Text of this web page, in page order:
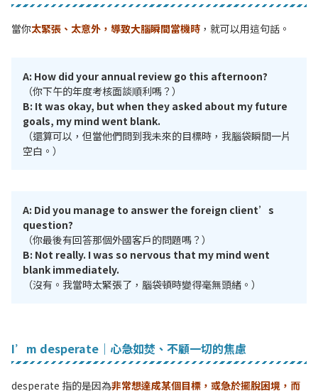
當你太緊張、太意外，導致大腦瞬間當機時 ，就可以用這句話。
A: How did your annual review go this afternoon?
（你下午的年度考核面談順利嗎？）
B: It was okay, but when they asked about my future
goals, my mind went blank.
（還算可以，但當他們問到我未來的目標時，我腦袋瞬間一片
空白。）
A: Did you manage to answer the foreign client’s
question?
（你最後有回答那個外國客戶的問題嗎？）
B: Not really. I was so nervous that my mind went
blank immediately.
（沒有。我當時太緊張了，腦袋頓時變得毫無頭緒。）
I’m desperate｜心急如焚、不顧一切的焦慮
desperate 指的是因為非常想達成某個目標，或急於擺脫困境，而